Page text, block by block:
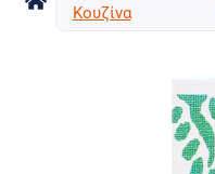
Κουζίνα